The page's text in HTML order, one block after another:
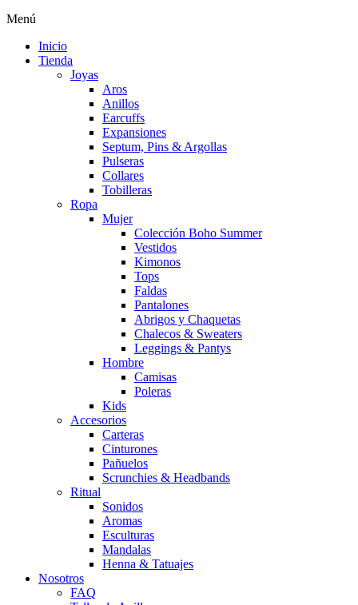
Menú
Inicio
Tienda
Joyas
Aros
Anillos
Earcuffs
Expansiones
Septum, Pins & Argollas
Pulseras
Collares
Tobilleras
Ropa
Mujer
Colección Boho Summer
Vestidos
Kimonos
Tops
Faldas
Pantalones
Abrigos y Chaquetas
Chalecos & Sweaters
Leggings & Pantys
Hombre
Camisas
Poleras
Kids
Accesorios
Carteras
Cinturones
Pañuelos
Scrunchies & Headbands
Ritual
Sonidos
Aromas
Esculturas
Mandalas
Henna & Tatuajes
Nosotros
FAQ